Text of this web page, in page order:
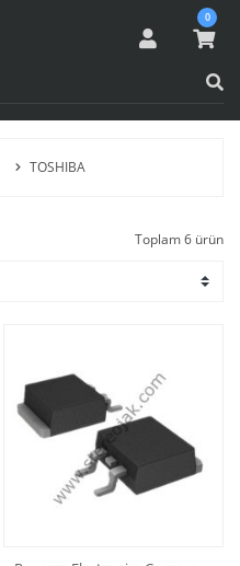
0
TOSHIBA
Toplam 6 ürün